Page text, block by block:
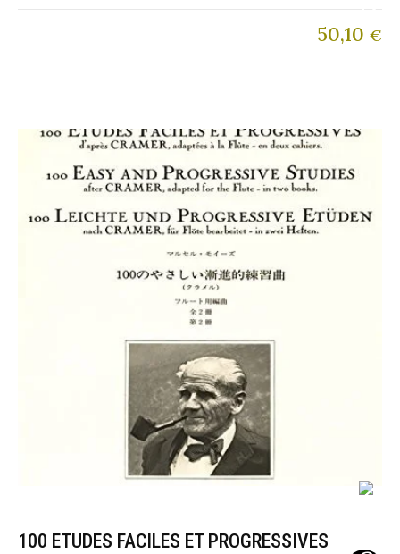
50,10 €
100 ETUDES FACILES ET PROGRESSIVES